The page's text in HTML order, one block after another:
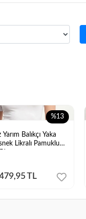
%13
Balıkçı Yaka
Likralı Pamuklu
TL